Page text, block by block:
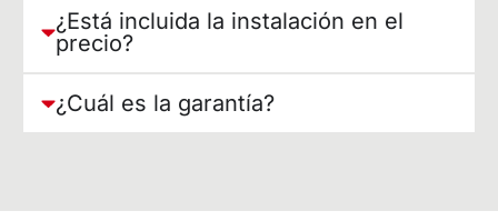
¿Está incluida la instalación en el
precio?
¿Cuál es la garantía?